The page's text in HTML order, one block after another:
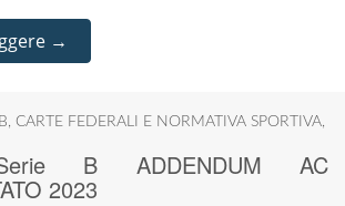
→
, CARTE FEDERALI E NORMATIVA SPORTIVA,
B ADDENDUM AC
2023